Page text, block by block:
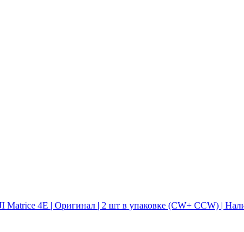
Matrice 4E | Оригинал | 2 шт в упаковке (CW+ CCW) |